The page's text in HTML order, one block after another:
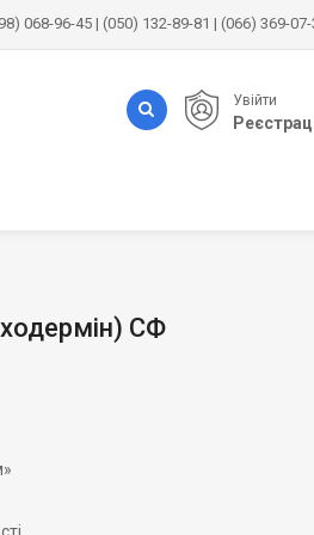
068-96-45 | (050) 132-89-81 | (066) 369-07-
Увійти
СФ